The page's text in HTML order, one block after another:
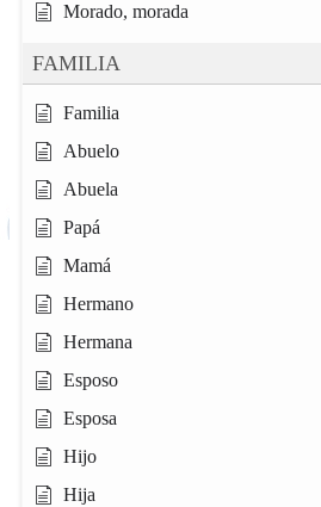
Morado, morada
FAMILIA
Familia
Abuelo
Abuela
Papá
Mamá
Hermano
Hermana
Esposo
Esposa
Hijo
Hija